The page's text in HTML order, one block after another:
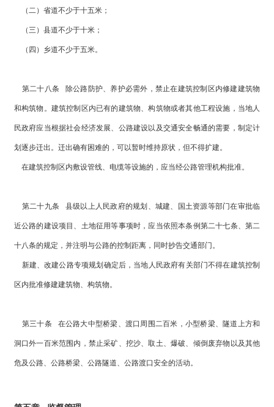
（二）省道不少于十五米；
（三）县道不少于十米；
（四）乡道不少于五米。
第二十八条 除公路防护、养护必需外，禁止在建筑控制区内修建建筑物
和构筑物。建筑控制区内已有的建筑物、构筑物或者其他工程设施，当地人
民政府应当根据社会经济发展、公路建设以及交通安全畅通的需要，制定计
划逐步迁出。迁出确有困难的，可以暂时维持原状，但不得扩建。
在建筑控制区内敷设管线、电缆等设施的，应当经公路管理机构批准。
第二十九条 县级以上人民政府的规划、城建、国土资源等部门在审批临
近公路的建设项目、土地征用等事项时，应当依照本条例第二十七条、第二
十八条的规定，并注明与公路的控制距离，同时抄告交通部门。
新建、改建公路专项规划确定后，当地人民政府有关部门不得在建筑控制
区内批准修建建筑物、构筑物。
第三十条 在公路大中型桥梁、渡口周围二百米，小型桥梁、隧道上方和
洞口外一百米范围内，禁止采矿、挖沙、取土、爆破、倾倒废弃物以及其他
危及公路、公路桥梁、公路隧道、公路渡口安全的活动。